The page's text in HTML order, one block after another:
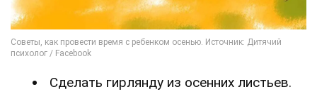
Сделать гирлянду из осенних листьев.